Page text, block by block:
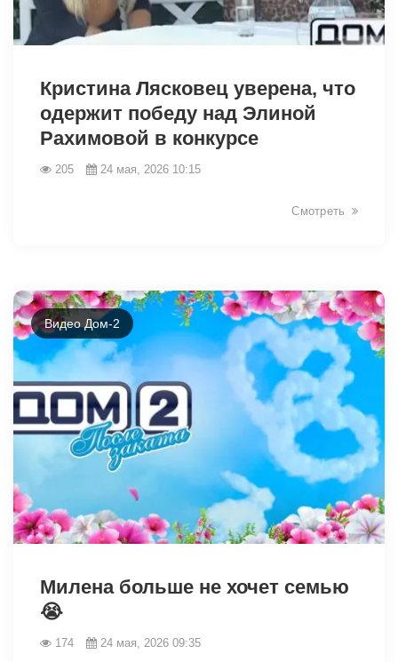
Кристина Лясковец уверена, что
одержит победу над Элиной
Рахимовой в конкурсе
205 24 мая, 2026 10:15
Смотреть
Видео Дом-2
Милена больше не хочет семью
😭
174 24 мая, 2026 09:35